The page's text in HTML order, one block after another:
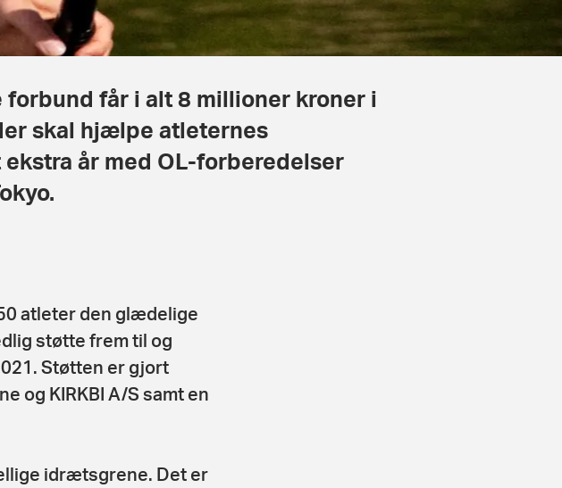
får i alt 8 millioner kroner i
skal hjælpe atleternes
år med OL-forberedelser
atleter den glædelige
støtte frem til og
Støtten er gjort
og KIRKBI A/S samt en
idrætsgrene. Det er